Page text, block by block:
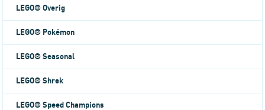
LEGO® Overig
LEGO® Pokémon
LEGO® Seasonal
LEGO® Shrek
LEGO® Speed Champions